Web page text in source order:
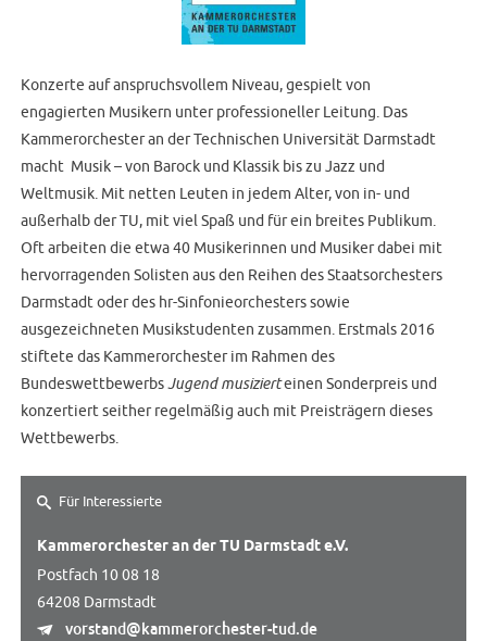
Konzerte auf anspruchsvollem Niveau, gespielt von
engagierten Musikern unter professioneller Leitung. Das
Kammerorchester an der Technischen Universität Darmstadt
macht Musik – von Barock und Klassik bis zu Jazz und
Weltmusik. Mit netten Leuten in jedem Alter, von in- und
außerhalb der TU, mit viel Spaß und für ein breites Publikum.
Oft arbeiten die etwa 40 Musikerinnen und Musiker dabei mit
hervorragenden Solisten aus den Reihen des Staatsorchesters
Darmstadt oder des hr-Sinfonieorchesters sowie
ausgezeichneten Musikstudenten zusammen. Erstmals 2016
stiftete das Kammerorchester im Rahmen des
BundeswettbewerbsJugend musizierteinen Sonderpreis und
konzertiert seither regelmäßig auch mit Preisträgern dieses
Wettbewerbs.
Für Interessierte
Kammerorchester an der TU Darmstadt e.V.
Postfach 10 08 18
64208 Darmstadt
vorstand@kammerorchester-tud.de